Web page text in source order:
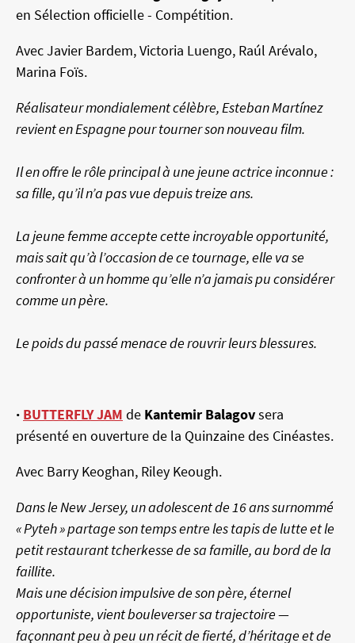
en Sélection officielle - Compétition.
Avec Javier Bardem, Victoria Luengo, Raúl Arévalo,
Marina Foïs.
Réalisateur mondialement célèbre, Esteban Martínez
revient en Espagne pour tourner son nouveau film.
Il en offre le rôle principal à une jeune actrice inconnue :
sa fille, qu’il n’a pas vue depuis treize ans.
La jeune femme accepte cette incroyable opportunité,
mais sait qu’à l’occasion de ce tournage, elle va se
confronter à un homme qu’elle n’a jamais pu considérer
comme un père.
Le poids du passé menace de rouvrir leurs blessures.
· BUTTERFLY JAM de Kantemir Balagovsera
présenté en ouverture de la Quinzaine des Cinéastes.
Avec Barry Keoghan, Riley Keough.
Dans le New Jersey, un adolescent de 16 ans surnommé
« Pyteh » partage son temps entre les tapis de lutte et le
petit restaurant tcherkesse de sa famille, au bord de la
faillite.
Mais une décision impulsive de son père, éternel
opportuniste, vient bouleverser sa trajectoire —
façonnant peu à peu un récit de fierté, d’héritage et de